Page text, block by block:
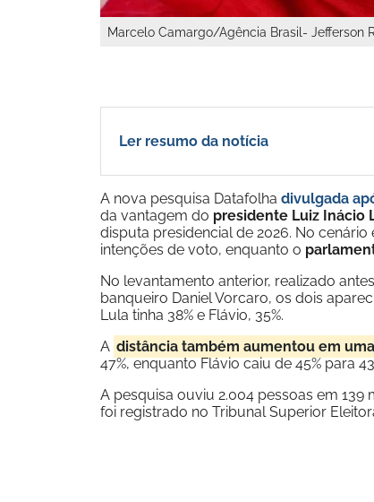
Marcelo Camargo/Agência Brasil- Jefferson
Ler resumo da notícia
A nova pesquisa Datafolha divulgada
da vantagem do presidente Luiz Inácio
disputa presidencial de 2026. No
intenções de voto, enquanto o
No levantamento anterior, realizado
banqueiro Daniel Vorcaro, os dois
Lula tinha 38% e Flávio, 35%.
A distância também aumentou em
47%, enquanto Flávio caiu de 45% para
A pesquisa ouviu 2.004 pessoas em 139
foi registrado no Tribunal Superior